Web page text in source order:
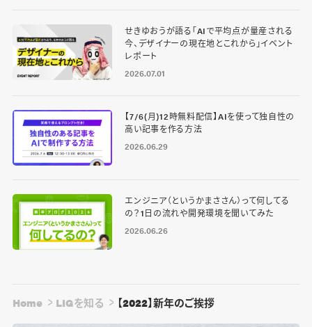
せきゆおうが語る「AIで平均点が量産される
今、デザイナーの現在地とこれから」イベント
レポート
2026.07.01
【7/6(月)12時無料配信】AIを使って独自性の
高い記事を作る方法
2026.06.29
エンジニア（というかまささん）って何してる
の？1日の流れや開発環境を聞いてみた
2026.06.26
Home LIGを知る 【2022】新年のご挨拶